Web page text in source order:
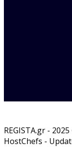
REGISTA.gr -
HostChefs -